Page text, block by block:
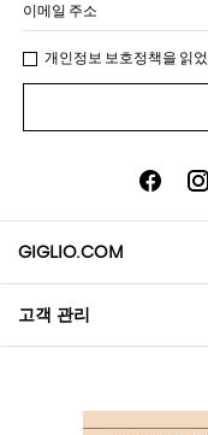
이메일 주소
개인정보 보호정책을 읽
GIGLIO.COM
소개
고객 관리